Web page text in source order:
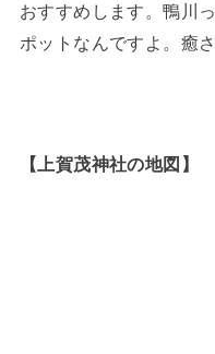
おすすめします。鴨川
ポットなんですよ。癒
【上賀茂神社の地図】